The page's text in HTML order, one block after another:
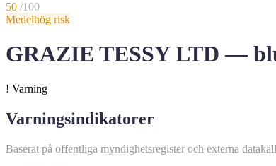
50 /100
Medelhög risk
GRAZIE TESSY LTD —
! Varning
Varningsindikatorer
Baserat på offentliga myndighetsregister och externa